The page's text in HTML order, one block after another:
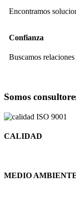
Encontramos
Confianza
Buscamos
Somos
CALIDAD
MEDIO